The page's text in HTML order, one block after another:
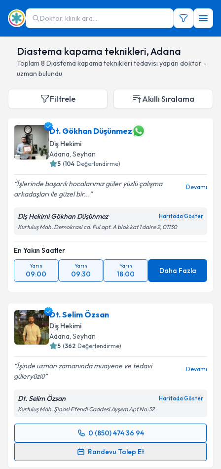
Doktor, klinik ara...
Diastema kapama teknikleri, Adana
Toplam 8 Diastema kapama teknikleri tedavisi yapan doktor -
uzman bulundu
Filtrele Akıllı Sıralama
Dt. Gökhan Düşünmez
Diş Hekimi
Adana, Seyhan
5 (104 Değerlendirme)
İşlerinde başarılı hocalarımız güler yüzlü çalışma
arkadaşları ile güzel bir...
Devamı
Diş Hekimi Gökhan Düşünmez Haritada Göster
Kurtuluş Mah. Demokrasi cd. Ful apt. A blok kat 1 daire 2, 01130
En Yakın Saatler
Yarın
09:00
Yarın
09:30
Yarın
18:00 Daha Fazla
Dt. Selim Özsan
Diş Hekimi
Adana, Seyhan
5 (362 Değerlendirme)
İşinde uzman zamanında muayene ve tedavi
güleryüzlü
Devamı
Dt. Selim Özsan Haritada Göster
Kurtuluş Mah. Şinasi Efendi Caddesi Ayşem Apt No:32
0 (850) 474 36 94
Randevu Talep Et
Randevu Takvimi Talebi